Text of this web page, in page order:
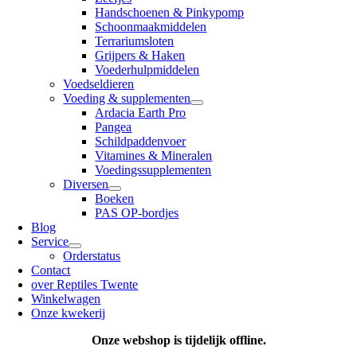
Handschoenen & Pinkypomp
Schoonmaakmiddelen
Terrariumsloten
Grijpers & Haken
Voederhulpmiddelen
Voedseldieren
Voeding & supplementen
Ardacia Earth Pro
Pangea
Schildpaddenvoer
Vitamines & Mineralen
Voedingssupplementen
Diversen
Boeken
PAS OP-bordjes
Blog
Service
Orderstatus
Contact
over Reptiles Twente
Winkelwagen
Onze kwekerij
Onze webshop is tijdelijk offline.